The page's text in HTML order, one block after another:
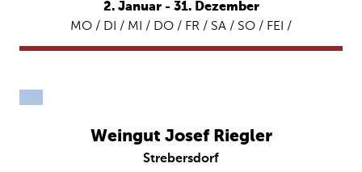
2. Januar - 31. Dezember
MO / DI / MI / DO / FR / SA / SO / FEI /
Weingut Josef Riegler
Strebersdorf